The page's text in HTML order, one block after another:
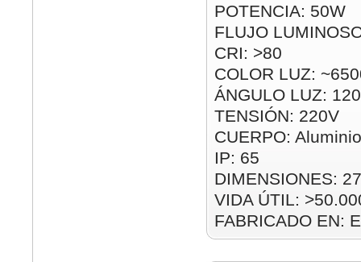
POTENCIA: 50W
FLUJO
CRI: >80
COLOR LUZ:
ÁNGULO LUZ:
TENSIÓN: 220V
CUERPO: Aluminio
IP: 65
DIMENSIONES:
VIDA ÚTIL:
FABRICADO EN: